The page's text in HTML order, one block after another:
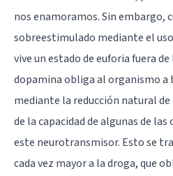
nos enamoramos. Sin embargo,
sobreestimulado mediante el
vive un estado de euforia fuera
dopamina obliga al organismo a
mediante la reducción natural
de la capacidad de algunas de
este neurotransmisor. Esto se
cada vez mayor a la droga, que